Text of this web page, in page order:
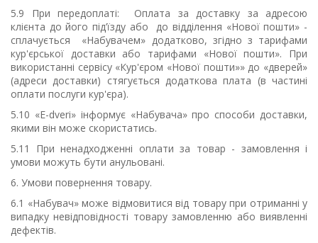
5.9 При передоплаті: Оплата за доставку за адресою
клієнта до його під’їзду або
до відділення «Нової пошти» -
сплачується «Набувачем» додатково, згідно з тарифами
кур'єрської доставки або тарифами «Нової пошти». При
використанні сервісу «Кур'єром «Нової пошти»» до «дверей»
(адреси доставки) стягується додаткова плата (в частині
оплати послуги кур'єра).
5.10 «E-dveri»інформує «Набувача» про способи доставки,
якими він може скористатись.
5.11 При ненадходженні оплати за товар - замовлення і
умови можуть бути анульовані.
6. Умови повернення товару.
6.1 «Набувач» може відмовитися від товарупри отриманні у
випадку невідповідності товару замовленню або виявленні
дефектів.